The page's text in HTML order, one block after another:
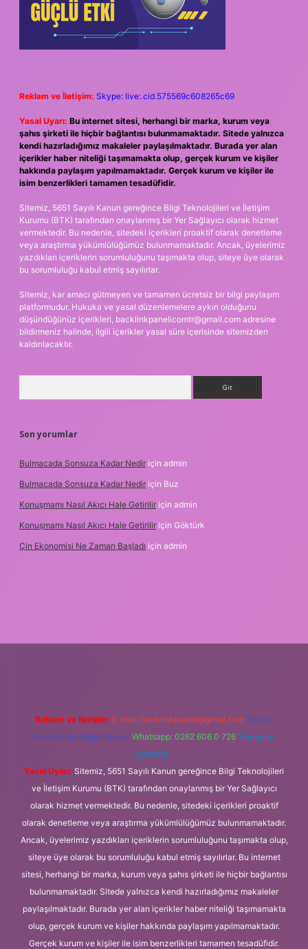
Reklam ve İletişim: Skype: live:.cid.575569c608265c69
Yasal Uyarı: Bu internet sitesi, herhangi bir marka, kurum veya
şahıs şirketi ile hiçbir bağlantısı bulunmamaktadır. Sitede yalnızca
kendi hazırladığımız makaleler paylaşılmaktadır. Burada yer alan
içerikler haber niteliği taşımamakta olup, gerçek kurum ve kişiler
hakkında paylaşım yapılmamaktadır. Gerçek kurum ve kişiler ile
isim benzerlikleri tamamen tesadüfidir.
Sitemiz, 5651 Sayılı Kanun gereğince Bilgi Teknolojileri ve İletişim
Kurumu (BTK) tarafından onaylanmış bir Yer Sağlayıcı olarak hizmet
vermektedir. Bu nedenle, sitedeki içerikleri proaktif olarak denetleme
veya araştırma yükümlülüğümüz bulunmamaktadır. Ancak, üyelerimiz
yazdıkları içeriklerin sorumluluğunu taşımakta olup, siteye üye olarak
bu sorumluluğu kabul etmiş sayılırlar.
Sitemiz, kar amacı gütmeyen ve tamamen ücretsiz bir bilgi paylaşım
platformudur. Hukuka ve yasal düzenlemelere aykırı olduğunu
düşündüğünüz içerikleri, backlinkpanelicomtr@gmail.com adresine
bildirmeniz halinde, ilgili içerikler yasal süre içerisinde sitemizden
kaldırılacaktır.
Son yorumlar
Bulmacada Sonsuza Kadar Nedir için admin
Bulmacada Sonsuza Kadar Nedir için Buz
Konuşmamı Nasıl Akıcı Hale Getirilir için admin
Konuşmamı Nasıl Akıcı Hale Getirilir için Göktürk
Çin Ekonomisi Ne Zaman Başladı için admin
Reklam ve İletişim: E-mail: backlinkpaneli@gmail.com Teams:
forumhizmeti@gmail.com Whatsapp: 0262 606 0 726 Telegram:
@karabul
Yasal Uyarı: Sitemiz, 5651 Sayılı Kanun gereğince Bilgi Teknolojileri
ve İletişim Kurumu (BTK) tarafından onaylanmış bir Yer Sağlayıcı
olarak hizmet vermektedir. Bu nedenle, sitedeki içerikleri proaktif
olarak denetleme veya araştırma yükümlülüğümüz bulunmamaktadır.
Ancak, üyelerimiz yazdıkları içeriklerin sorumluluğunu taşımakta olup,
siteye üye olarak bu sorumluluğu kabul etmiş sayılırlar. Bu internet
sitesi, herhangi bir marka, kurum veya şahıs şirketi ile hiçbir bağlantısı
bulunmamaktadır. Sitede yalnızca kendi hazırladığımız makaleler
paylaşılmaktadır. Burada yer alan içerikler haber niteliği taşımamakta
olup, gerçek kurum ve kişiler hakkında paylaşım yapılmamaktadır.
Gerçek kurum ve kişiler ile isim benzerlikleri tamamen tesadüfidir.